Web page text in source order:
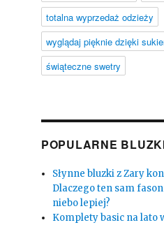
totalna wyprzedaż odzieży
wyglądaj pięknie dzięki
świąteczne swetry
POPULARNE
Słynne bluzki z Zary
Dlaczego ten sam
niebo lepiej?
Komplety basic na lato